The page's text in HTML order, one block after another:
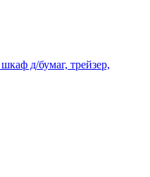
д/бумаг, трейзер,